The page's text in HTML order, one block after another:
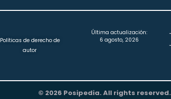
Políticas de derecho de
autor
Última actualización:
6 agosto, 2026
© 2026 Posipedia. All rights reserved.